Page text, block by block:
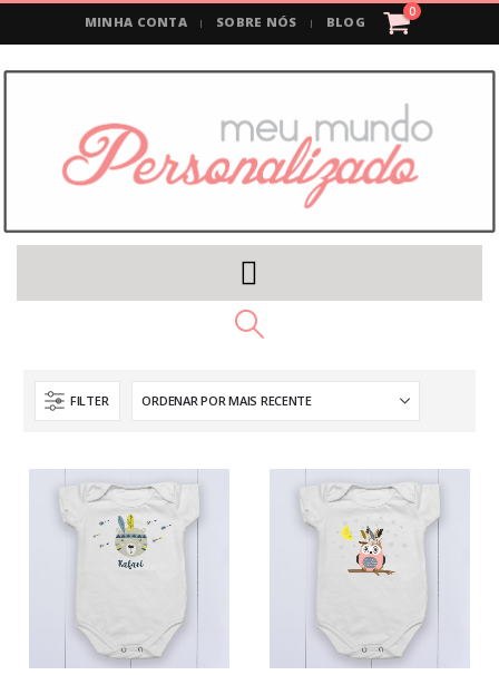
MINHA CONTA SOBRE NÓS BLOG
0
FILTER